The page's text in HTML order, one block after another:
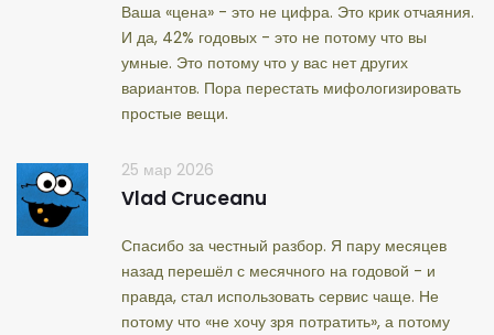
Ваша «цена» - это не цифра. Это крик отчаяния.
И да, 42% годовых - это не потому что вы
умные. Это потому что у вас нет других
вариантов. Пора перестать мифологизировать
простые вещи.
25 мар 2026
Vlad Cruceanu
Спасибо за честный разбор. Я пару месяцев
назад перешёл с месячного на годовой - и
правда, стал использовать сервис чаще. Не
потому что «не хочу зря потратить», а потому